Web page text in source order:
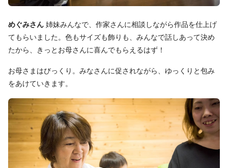
めぐみさん 姉妹みんなで、作家さんに相談しながら作品を仕上げ
てもらいました。色もサイズも飾りも、みんなで話しあって決め
たから、きっとお母さんに喜んでもらえるはず！
お母さまはびっくり。みなさんに促されながら、ゆっくりと包み
をあけていきます。